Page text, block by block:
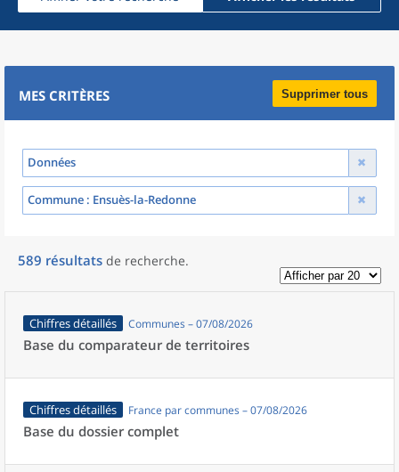
MES CRITÈRES Supprimer tous
Données
Commune : Ensuès-la-Redonne
589 résultats de recherche.
Chiffres détaillés Communes – 07/08/2026
Base du comparateur de territoires
Chiffres détaillés France par communes – 07/08/2026
Base du dossier complet